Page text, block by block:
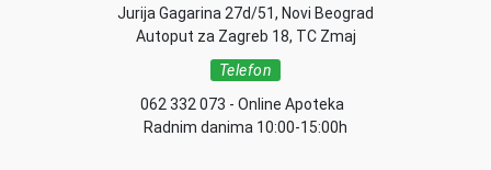
Jurija Gagarina 27d/51, Novi Beograd
Autoput za Zagreb 18, TC Zmaj
Telefon
062 332 073 - Online Apoteka
Radnim danima 10:00-15:00h